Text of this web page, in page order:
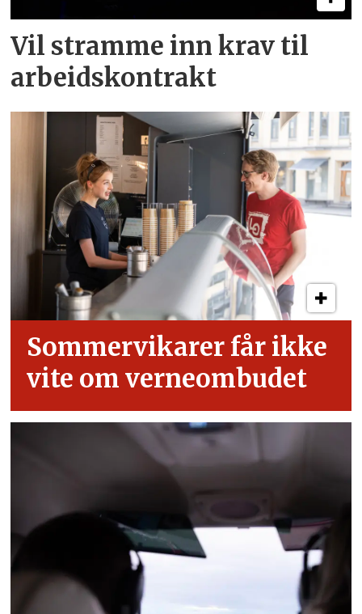
Vil stramme inn krav til
arbeids­kontrakt
Sommervikarer får ikke
vite om verneombudet